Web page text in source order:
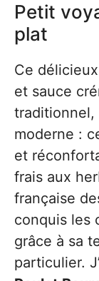
Petit
plat
Ce
et sauce
traditionnel,
moderne :
et
frais aux
française
conquis les
grâce à sa
particulier.